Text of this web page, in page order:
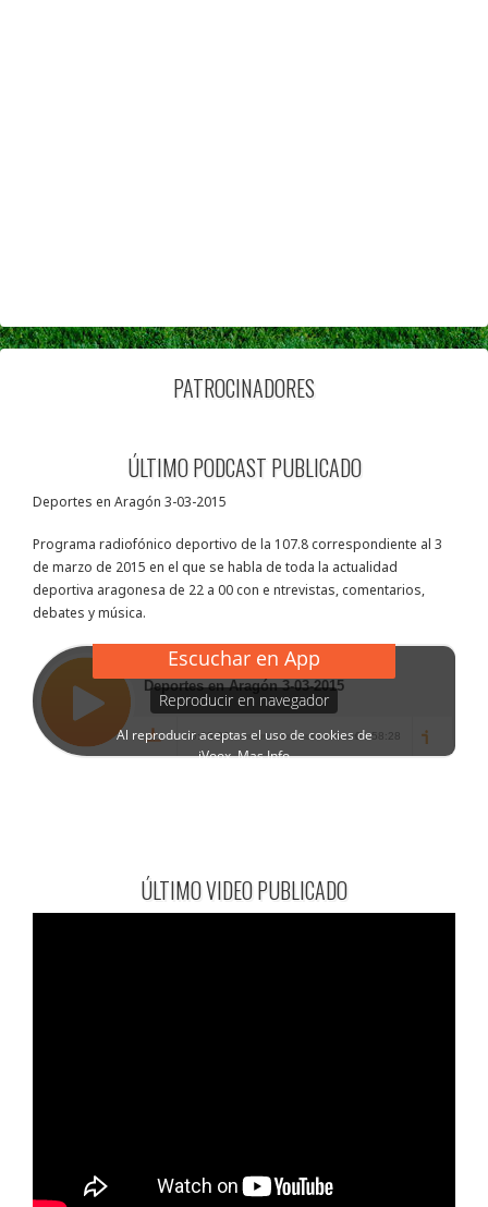
PATROCINADORES
ÚLTIMO PODCAST PUBLICADO
Deportes en Aragón 3-03-2015
Programa radiofónico deportivo de la 107.8 correspondiente al 3
de marzo de 2015 en el que se habla de toda la actualidad
deportiva aragonesa de 22 a 00 con e ntrevistas, comentarios,
debates y música.
ÚLTIMO VIDEO PUBLICADO